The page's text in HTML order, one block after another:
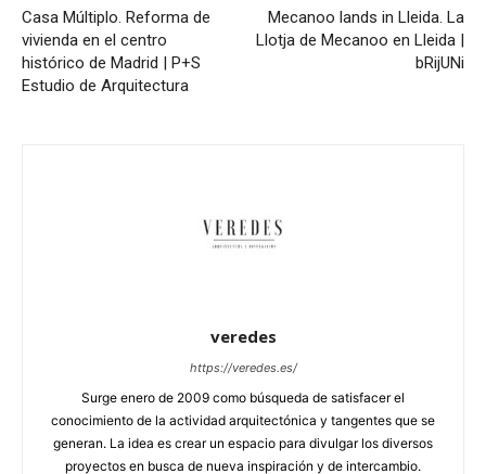
Casa Múltiplo. Reforma de
vivienda en el centro
histórico de Madrid | P+S
Estudio de Arquitectura
Mecanoo lands in Lleida. La
Llotja de Mecanoo en Lleida |
bRijUNi
veredes
https://veredes.es/
Surge enero de 2009 como búsqueda de satisfacer el
conocimiento de la actividad arquitectónica y tangentes que se
generan. La idea es crear un espacio para divulgar los diversos
proyectos en busca de nueva inspiración y de intercambio.